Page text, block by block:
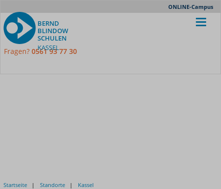
ONLINE-Campus
Fragen? 0561 93 77 30
BERND
BLINDOW
SCHULEN
KASSEL
Startseite Standorte
Kassel